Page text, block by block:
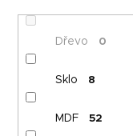
Dřevo 0
Sklo 8
MDF 52